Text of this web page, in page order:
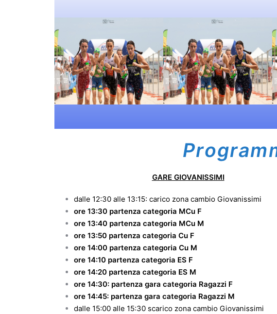
GARE GIOVANISSIMI
dalle 12:30 alle 13:15: carico zona cambio Giovanissimi
ore 13:30 partenza categoria MCu F
ore 13:40 partenza categoria MCu M
ore 13:50 partenza categoria Cu F
ore 14:00 partenza categoria Cu M
ore 14:10 partenza categoria ES F
ore 14:20 partenza categoria ES M
ore 14:30: partenza gara categoria
ore 14:45: partenza gara categoria Ragazzi M
dalle 15:00 alle 15:30 scarico zona cambio Giovanissimi